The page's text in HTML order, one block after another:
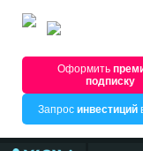
Оформить
подписку
Запрос инвестиций